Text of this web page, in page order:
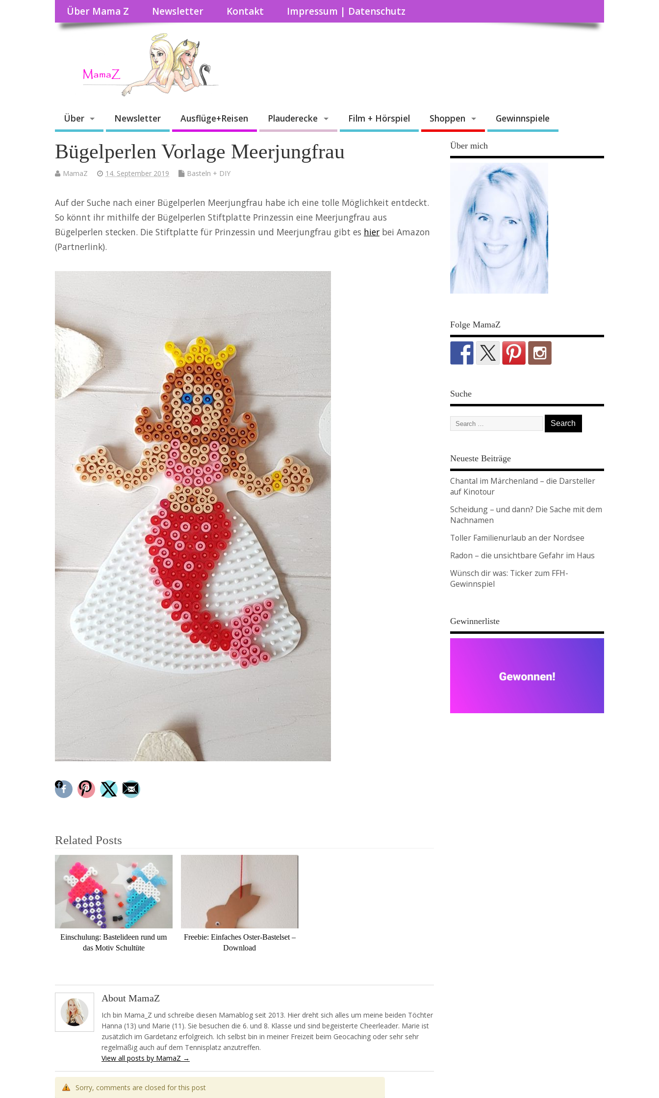
Über Mama Z Newsletter Kontakt Impressum | Datenschutz
Über Newsletter Ausflüge+Reisen Plauderecke Film + Hörspiel Shoppen Gewinnspiele
Bügelperlen Vorlage Meerjungfrau
MamaZ 14. September 2019 Basteln + DIY
Auf der Suche nach einer Bügelperlen Meerjungfrau habe ich eine tolle Möglichkeit entdeckt.
So könnt ihr mithilfe der Bügelperlen Stiftplatte Prinzessin eine Meerjungfrau aus
Bügelperlen stecken. Die Stiftplatte für Prinzessin und Meerjungfrau gibt es hier bei Amazon
(Partnerlink).
FACEBOOKPINTERESTTWITTER
Related Posts
Einschulung: Bastelideen rund um
das Motiv Schultüte
Freebie: Einfaches Oster-Bastelset –
Download
About MamaZ
Ich bin Mama_Z und schreibe diesen Mamablog seit 2013. Hier dreht sich alles um meine beiden Töchter
Hanna (13) und Marie (11). Sie besuchen die 6. und 8. Klasse und sind begeisterte Cheerleader. Marie ist
zusätzlich im Gardetanz erfolgreich. Ich selbst bin in meiner Freizeit beim Geocaching oder sehr sehr
regelmäßig auch auf dem Tennisplatz anzutreffen.
View all posts by MamaZ →
Sorry, comments are closed for this post
Über mich
Folge MamaZ
Suche
Neueste Beiträge
Chantal im Märchenland – die Darsteller
auf Kinotour
Scheidung – und dann? Die Sache mit dem
Nachnamen
Toller Familienurlaub an der Nordsee
Radon – die unsichtbare Gefahr im Haus
Wünsch dir was: Ticker zum FFH-
Gewinnspiel
Gewinnerliste